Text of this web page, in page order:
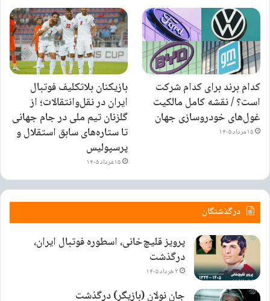
کدام برند برای کدام شرکت
است؟ / نقشه کامل مالکیت
غول‌های خودروسازی جهان
۱۵ مرداد ۱۴۰۵
بازیکنان بلاتکلیف فوتبال
ایران در نقل‌وانتقالات؛ از
گلزنان تیم ملی در جام جهانی
تا ستاره‌های سابق استقلال و
پرسپولیس
۱۵ مرداد ۱۴۰۵
درگذشتگان
پرویز قلیچ‌خانی، اسطوره فوتبال ایران،
درگذشت
۳ خرداد ۱۴۰۵
جان نولان (بازیگر) درگذشت